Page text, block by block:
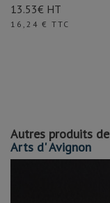
13.53€ HT
Prix
16,24 € TTC
Autres produits de
Arts d' Avignon